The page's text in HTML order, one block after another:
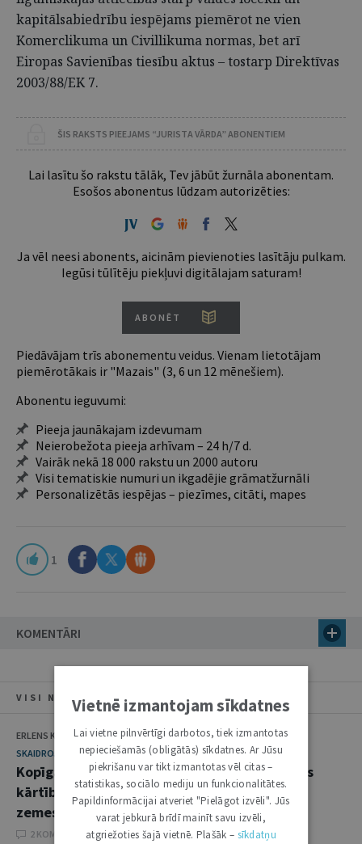
kapitālsabiedrību iespējams piemērot ne vien
Komerclikuma un Civillikuma normas, bet arī
Eiropas Savienības tiesību aktus – tostarp Direktīvas
2003/88/EK 7.
ŠIS RAKSTS PIEEJAMS “JURISTA VĀRDA” ABONENTIEM
Lai lasītu šo rakstu tālāk, Tev jābūt žurnāla abonentam.
Esošos abonentus lūdzam autorizēties:
Ja vēl neesi abonents, aicinām pievienoties lasītāju pulkam.
Iegūsi tūlītēju piekļuvi digitālajam saturam!
ABONĒT
Piedāvājam trīs abonementu veidus. Vienam lietotājam
piemērotākais ir "Mazais" (3, 6 un 12 mēnešiem).
Abonentu ieguvumi:
Pieeja jaunākajam izdevumam
Neierobežota pieeja arhīvam – 24 h/7 d.
Vairāk nekā 18 000 rakstu un 2000 autoru
Visi tematiskie numuri un ikgadējie grāmatžurnāli
Personalizētās iespējas – piezīmes, citāti, mapes
1
KOMENTĀRI
VISI NUMURA RAKSTI
ERLENS KALNIŅŠ
SKAIDROJUMI. VIEDOKĻI
Kopīgā nekustamā īpašuma dalītas lietošanas
kārtības noteikšana un nostiprināšana
zemesgrāmatā
2 KOMENTĀRI
Vietnē izmantojam sīkdatnes
Lai vietne pilnvērtīgi darbotos, tiek izmantotas
nepieciešamās (obligātās) sīkdatnes. Ar Jūsu
piekrišanu var tikt izmantotas vēl citas –
statistikas, sociālo mediju un funkcionalitātes.
Papildinformācijai atveriet "Pielāgot izvēli". Jūs
varat jebkurā brīdī mainīt savu izvēli,
atgriežoties šajā vietnē. Plašāk – sīkdatņu